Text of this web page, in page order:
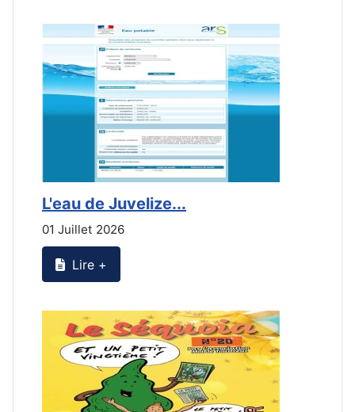
L'eau de Juvelize...
01 Juillet 2026
Lire +